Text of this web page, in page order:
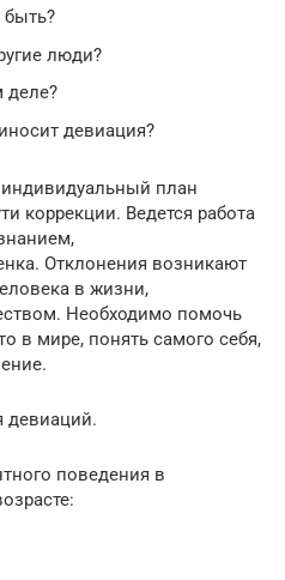
люди?
деле?
девиация?
индивидуальный план
коррекции. Ведется работа
Отклонения возникают
в жизни,
Необходимо помочь
в мире, понять самого себя,
девиаций.
поведения в